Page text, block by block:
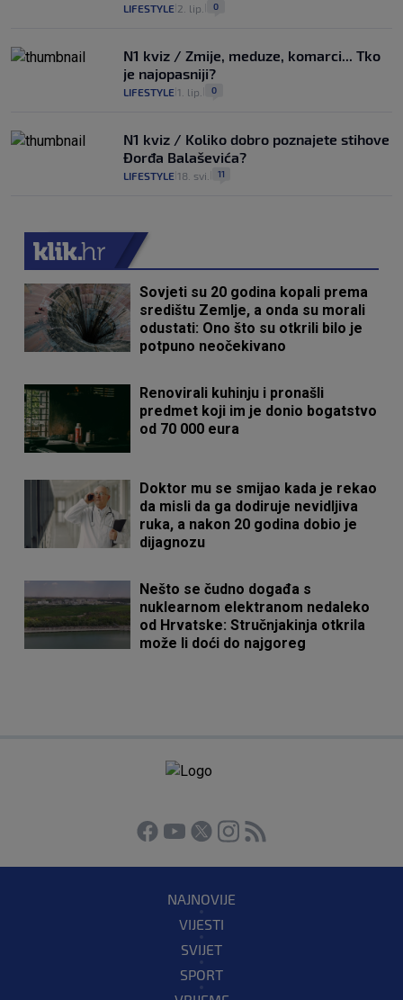
LIFESTYLE 2. lip. 0
N1 kviz / Zmije, meduze, komarci... Tko
je najopasniji?
LIFESTYLE 1. lip. 0
N1 kviz / Koliko dobro poznajete stihove
Đorđa Balaševića?
LIFESTYLE 18. svi. 11
Sovjeti su 20 godina kopali prema
središtu Zemlje, a onda su morali
odustati: Ono što su otkrili bilo je
potpuno neočekivano
Renovirali kuhinju i pronašli
predmet koji im je donio bogatstvo
od 70 000 eura
Doktor mu se smijao kada je rekao
da misli da ga dodiruje nevidljiva
ruka, a nakon 20 godina dobio je
dijagnozu
Nešto se čudno događa s
nuklearnom elektranom nedaleko
od Hrvatske: Stručnjakinja otkrila
može li doći do najgoreg
NAJNOVIJE
VIJESTI
SVIJET
SPORT